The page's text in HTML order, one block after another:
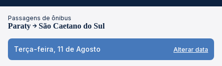
Passagens de ônibus
Paraty São Caetano do Sul
Terça-feira, 11 de Agosto Alterar data